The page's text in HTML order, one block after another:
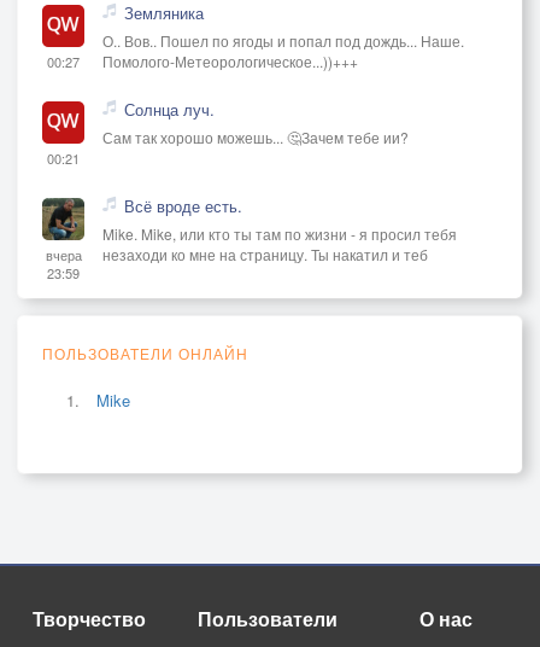
00:27
Земляника
О.. Вов.. Пошел по ягоды и попал под дождь... Наше.
Помолого-Метеорологическое...))+++
00:21
Солнца луч.
Сам так хорошо можешь... 🤔Зачем тебе ии?
вчера
23:59
Всё вроде есть.
Mike. Mike, или кто ты там по жизни - я просил тебя
незаходи ко мне на страницу. Ты накатил и теб
ПОЛЬЗОВАТЕЛИ ОНЛАЙН
Mike
Творчество Пользователи О нас